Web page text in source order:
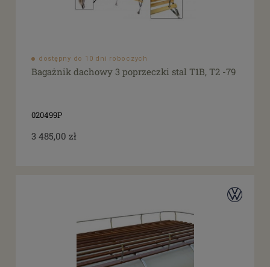
dostępny do 10 dni roboczych
Bagażnik dachowy 3 poprzeczki stal T1B, T2 -79
020499P
3 485,00 zł